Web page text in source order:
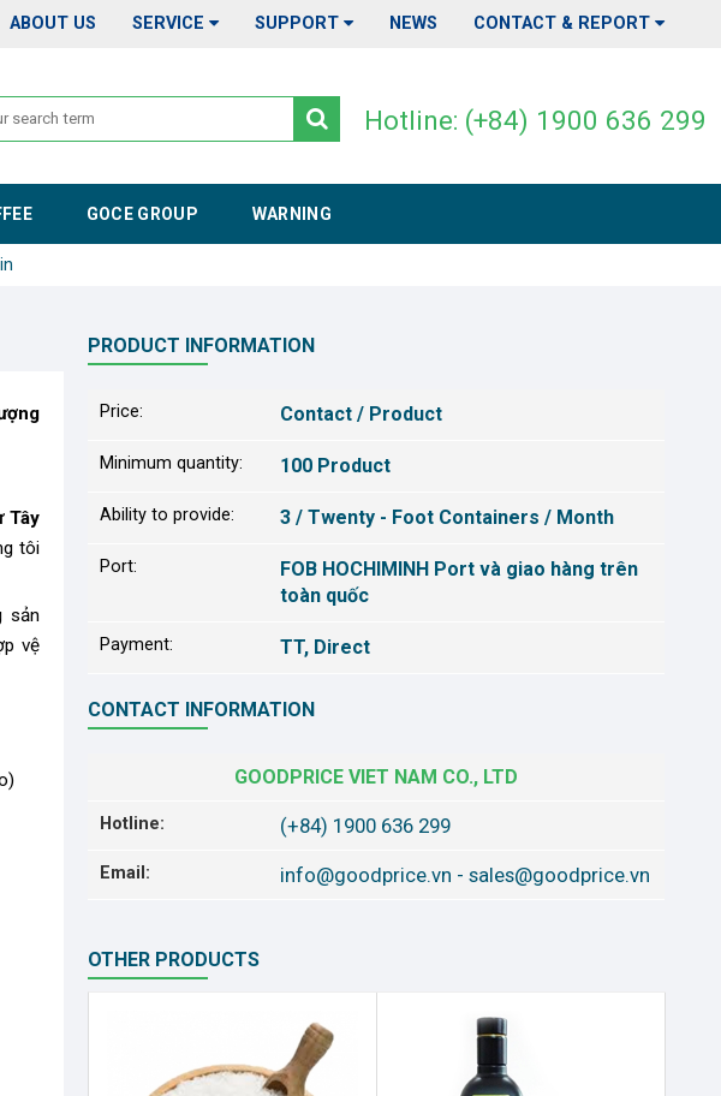
ABOUT US SERVICE SUPPORT NEWS CONTACT & REPORT
Hotline: (+84) 1900 636 299
GOCE GROUP WARNING
Tây
tôi
sản
vệ
PRODUCT INFORMATION
Price: Contact / Product
Minimum quantity: 100 Product
Ability to provide: 3 / Twenty - Foot Containers / Month
Port:
FOB HOCHIMINH Port và giao hàng trên
toàn quốc
Payment: TT, Direct
CONTACT INFORMATION
GOODPRICE VIET NAM CO., LTD
Hotline: (+84) 1900 636 299
Email: info@goodprice.vn - sales@goodprice.vn
OTHER PRODUCTS